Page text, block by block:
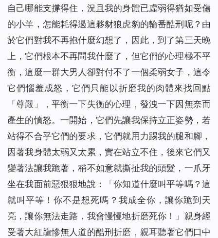
自己哪能支撐得住，況且我的身體已虛弱得猶如受傷
的小羊，怎能耗得過這夥豺狼虎豹的輪番酷刑呢？由
於它們對我不再抱什麼幻想了，因此，到了第三天晚
上，它們根本不再問我什麼了，但它們的心理極不平
衡，這麼一群大男人卻對付不了一個柔弱女子，這令
它們惱羞成怒，它們只能以折磨我的肉體來找回點
「尊嚴」，平衡一下失衡的心理，發洩一下因無奈而
產生的憤怒。一開始，它們先讓我保持立正姿勢，若
站得不合乎它們的要求，它們就用力踢我的腿和腳，
因著我身體太弱又太累，實在站立不住，後來它們又
變著法讓我跪著，稍不如意就撕扯我的頭髮，一爪牙
坐在我面前惡狠狠地說：「你知道什麼叫平等嗎？這
就叫平等！你不是想死嗎？我成全你，讓你跪到天
亮，讓你無法走路，我會慢慢地折磨死你！」親身經
受著大紅龍慘無人道的酷刑折磨，親耳聽著它們口中